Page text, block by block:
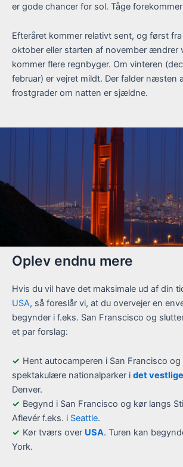
er gode chancer for sol. Tåge
Efteråret kommer relativt sent, og først
oktober eller starten af november ændrer
kommer flere regnbyger. Om vinteren
februar) er vejret mildt. Der falder næsten
frostgrader om natten er sjældne.
Oplev endnu mere
Hvis du vil have det maksimale ud af din
USA, så foreslår vi, at du overvejer en
begynder i f.eks. San Franscisco og
et par forslag:
Hent autocamperen i San Francisco
spektakulære nationalparker i det
Denver.
Begynd i San Francisco og kør langs
Aflevér f.eks. i Seattle.
Kør tværs over USA. Turen kan
York.